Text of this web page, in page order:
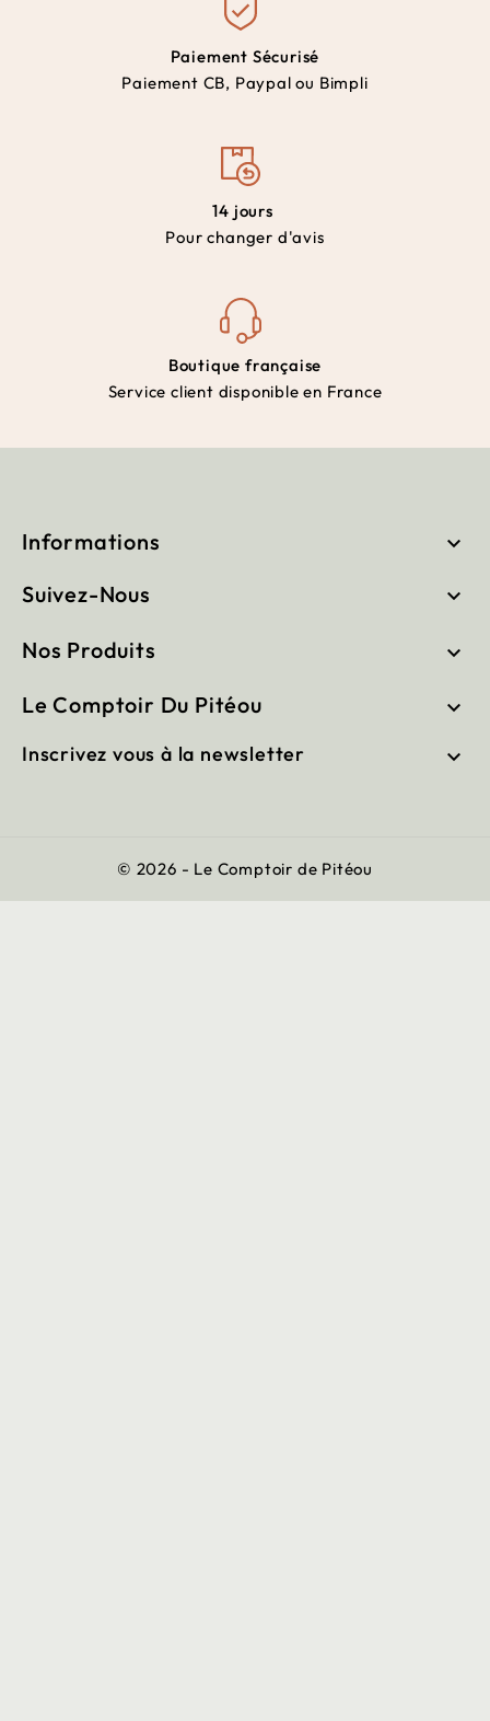
Paiement Sécurisé
Paiement CB, Paypal ou Bimpli
14 jours
Pour changer d'avis
Boutique française
Service client disponible en France
Informations 
Suivez-Nous 
Nos Produits 
Le Comptoir Du Pitéou 
Inscrivez vous à la newsletter 
© 2026 - Le Comptoir de Pitéou